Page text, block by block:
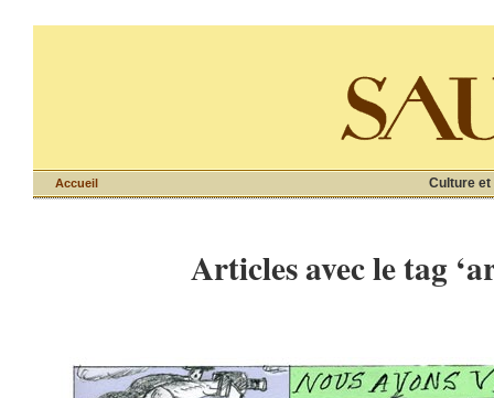
Culture et
Accueil
Articles avec le tag